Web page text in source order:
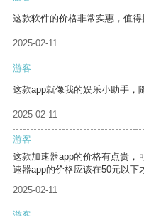
这款软件的价格非常实惠，值得
2025-02-11
游客
这款app就像我的娱乐小助手，
2025-02-11
游客
这款加速器app的价格有点贵，
速器app的价格应该在50元以下
2025-02-11